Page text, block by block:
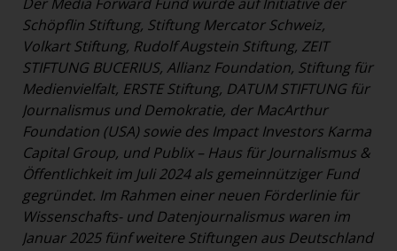
Schöpflin Stiftung, Stiftung Mercator Schweiz,
Volkart Stiftung, Rudolf Augstein Stiftung, ZEIT
STIFTUNG BUCERIUS, Allianz Foundation, Stiftung für
Medienvielfalt, ERSTE Stiftung, DATUM STIFTUNG für
Journalismus und Demokratie, der MacArthur
Foundation (USA) sowie des Impact Investors Karma
Capital Group, und Publix – Haus für Journalismus &
Öffentlichkeit im Juli 2024 als gemeinnütziger Fund
gegründet. Im Rahmen einer neuen Förderlinie für
Wissenschafts- und Datenjournalismus waren im
Januar 2025 fünf weitere Stiftungen aus Deutschland